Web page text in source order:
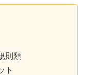
則類
ト